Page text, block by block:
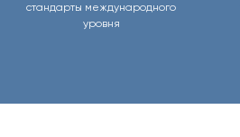
стандарты международного
уровня